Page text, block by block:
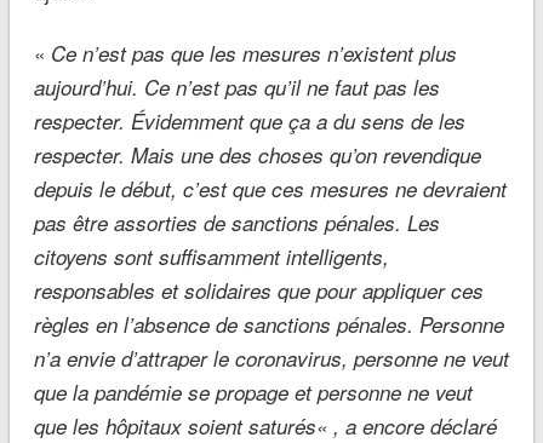
« Ce n’est pas que les mesures n’existent plus
aujourd’hui. Ce n’est pas qu’il ne faut pas les
respecter. Évidemment que ça a du sens de les
respecter. Mais une des choses qu’on revendique
depuis le début, c’est que ces mesures ne devraient
pas être assorties de sanctions pénales. Les
citoyens sont suffisamment intelligents,
responsables et solidaires que pour appliquer ces
règles en l’absence de sanctions pénales. Personne
n’a envie d’attraper le coronavirus, personne ne veut
que la pandémie se propage et personne ne veut
que les hôpitaux soient saturés« , a encore déclaré